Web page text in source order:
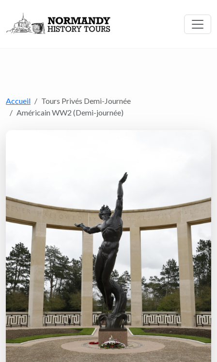
Accueil
Tours Privés Demi-Journée
Américain WW2 (Demi-journée)